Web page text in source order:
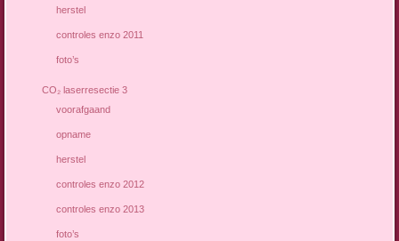
herstel
controles enzo 2011
foto’s
CO₂ laserresectie 3
voorafgaand
opname
herstel
controles enzo 2012
controles enzo 2013
foto’s